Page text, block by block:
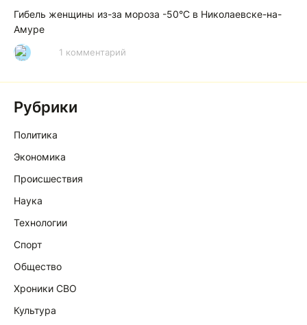
Гибель женщины из-за мороза -50°C в Николаевске-на-
Амуре
Р 1 комментарий
Рубрики
Политика
Экономика
Происшествия
Наука
Технологии
Спорт
Общество
Хроники СВО
Культура